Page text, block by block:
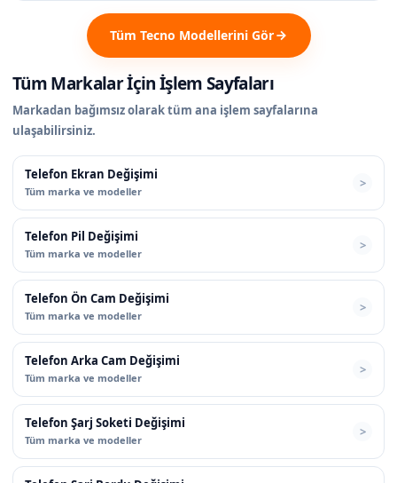
Tüm Tecno Modellerini Gör
Tüm Markalar İçin İşlem Sayfaları
Markadan bağımsız olarak tüm ana işlem sayfalarına
ulaşabilirsiniz.
Telefon Ekran Değişimi
Tüm marka ve modeller
Telefon Pil Değişimi
Tüm marka ve modeller
Telefon Ön Cam Değişimi
Tüm marka ve modeller
Telefon Arka Cam Değişimi
Tüm marka ve modeller
Telefon Şarj Soketi Değişimi
Tüm marka ve modeller